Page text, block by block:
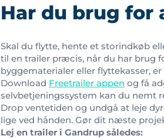
Har du brug for
Skal du flytte, hente et storindkøb
til en trailer præcis, når du har brug
byggematerialer eller flyttekasser,
Download Freetrailer appen og få
selvbetjeningssystem kan du nemt
Drop ventetiden og undgå at leje
lige ved hånden. Gør dit næste
Lej en trailer i Gandrup således: